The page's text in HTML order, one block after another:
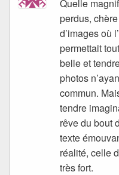
Quelle
perdus,
d’images où
permettait
belle et
photos
commun.
tendre
rêve du bout
texte
réalité, celle
très fort.